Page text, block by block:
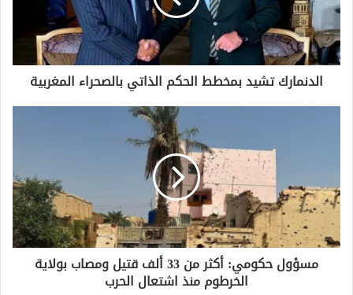
الدنمارك تشيد بمخطط الحكم الذاتي بالصحراء المغربية
مسؤول حكومي: أكثر من 33 ألف قتيل ومصاب بولاية
الخرطوم منذ اشتعال الحرب